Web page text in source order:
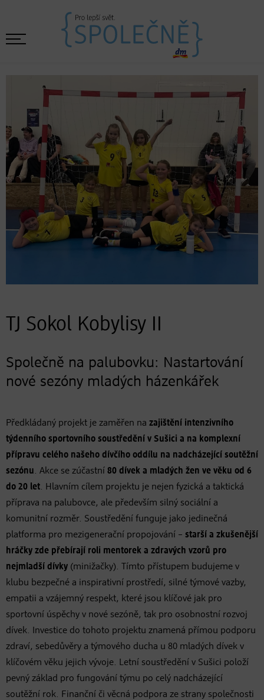
TJ Sokol Kobylisy II
Společně na palubovku: Nastartování
nové sezóny mladých házenkářek
Předkládaný projekt je zaměřen na zajištění intenzivního
týdenního sportovního soustředění v Sušici a na komplexní
přípravu celého našeho dívčího oddílu na nadcházející soutěžní
sezónu. Akce se zúčastní 80 dívek a mladých žen ve věku od 6
do 20 let. Hlavním cílem projektu je nejen fyzická a taktická
příprava na palubovce, ale především silný sociální a
komunitní rozměr. Soustředění funguje jako jedinečná
platforma pro mezigenerační propojování – starší a zkušenější
hráčky zde přebírají roli mentorek a zdravých vzorů pro
nejmladší dívky (minižačky). Tímto přístupem budujeme v
klubu bezpečné a inspirativní prostředí, silné týmové vazby,
empatii a vzájemný respekt, které jsou klíčové jak pro
sportovní úspěchy v nové sezóně, tak pro osobnostní rozvoj
dívek. Investice do tohoto projektu znamená přímou podporu
zdraví, sebedůvěry a týmového ducha u 80 mladých dívek v
klíčovém věku jejich vývoje. Letní soustředění v Sušici položí
pevný základ pro fungování týmu po celý nadcházející
soutěžní rok. Finanční či věcná podpora ze strany společnosti